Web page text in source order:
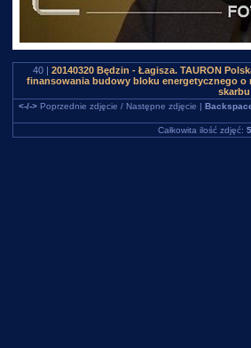
40 | 20140320 Będzin - Łagisza. TAURON
finansowania budowy bloku energetycznego o
<-/->Poprzednie zdjęcie / Następne zdjęcie |
Całkowita ilość zdjęć: